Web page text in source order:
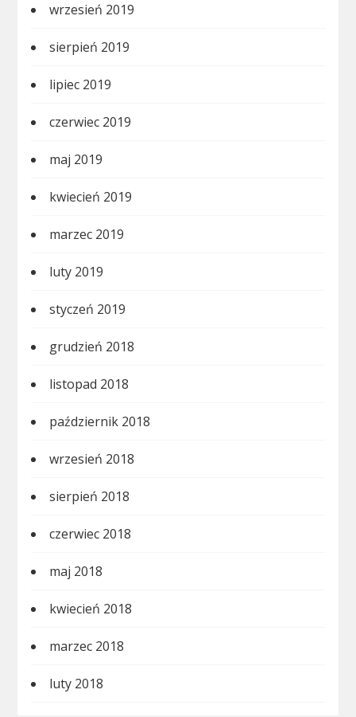
wrzesień 2019
sierpień 2019
lipiec 2019
czerwiec 2019
maj 2019
kwiecień 2019
marzec 2019
luty 2019
styczeń 2019
grudzień 2018
listopad 2018
październik 2018
wrzesień 2018
sierpień 2018
czerwiec 2018
maj 2018
kwiecień 2018
marzec 2018
luty 2018